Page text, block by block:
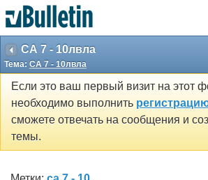
СА 7 - 10лвла
Тема: СА 7 - 10лвла
Если это ваш первый визит на этот
необходимо выполнить
сможете отвечать на сообщения и
темы.